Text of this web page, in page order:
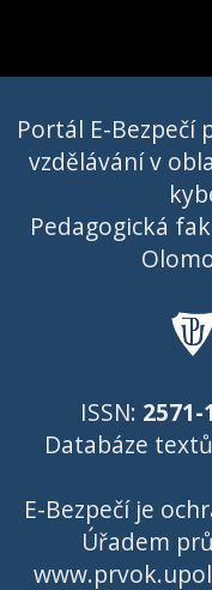
Portál E-Bezpečí
vzdělávání v
Pedagogická
ISSN: 2571-
Databáze
E-Bezpečí je
Úřadem